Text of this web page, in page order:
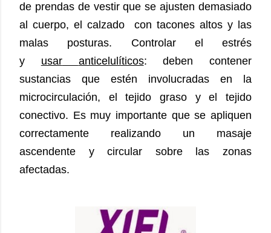
de prendas de vestir que se ajusten demasiado
al cuerpo, el calzado con tacones altos y las
malas posturas. Controlar el estrés
y usar anticelulíticos: deben contener
sustancias que estén involucradas en la
microcirculación, el tejido graso y el tejido
conectivo. Es muy importante que se apliquen
correctamente realizando un masaje
ascendente y circular sobre las zonas
afectadas.